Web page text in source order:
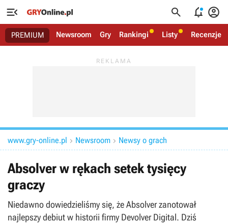
   
PREMIUM Newsroom Gry Rankingi Listy Recenzje
www.gry-online.pl  Newsroom  Newsy o grach
Absolver w rękach setek tysięcy
graczy
Niedawno dowiedzieliśmy się, że Absolver zanotował
najlepszy debiut w historii firmy Devolver Digital. Dziś